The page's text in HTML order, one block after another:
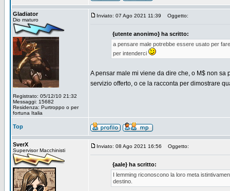
Gladiator
Dio maturo
Registrato: 05/12/10 21:32
Messaggi: 15682
Residenza: Purtroppo o per
fortuna Italia
Inviato: 07 Ago 2021 11:39 Oggetto:
{utente anonimo} ha scritto:
a pensare male potrebbe essere usato per
per intenderci
A pensar male mi viene da dire che, o M$ non
servizio offerto, o ce la racconta per dimostrare
Top
SverX
Supervisor Macchinisti
Inviato: 08 Ago 2021 16:56 Oggetto:
{aale} ha scritto:
I lemming riconoscono la loro meta
destino.